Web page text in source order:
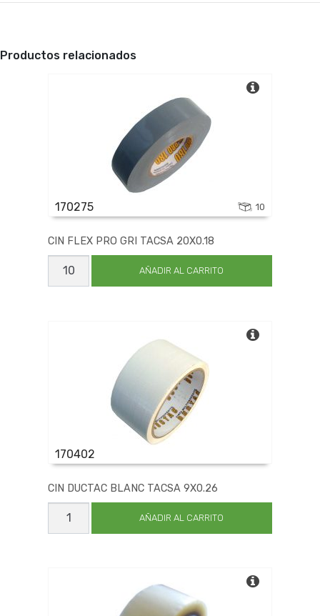
Productos relacionados
170275 10
CIN FLEX PRO GRI TACSA 20X0.18
CIN
FLEX
AÑADIR AL CARRITO
170402
CIN DUCTAC BLANC TACSA 9X0.26
CIN
DUCTAC
AÑADIR AL CARRITO